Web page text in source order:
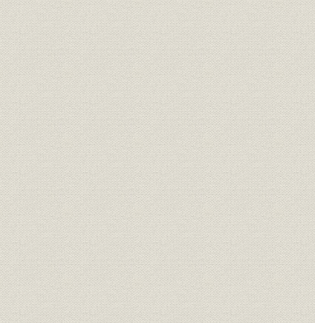
TACO-ROOMって何 所洋二
わが師わが友 酒井暢
めんそーれ・うちなわ 刀禰尭介
時の流れ 鈴木裕史
FANAと会社は車の両輪 加地明
研修講師のうらおもて 矢島貞雄
各務賞受賞!!「賠償責任保険の理論と実務」 本間靖敏
正平は永遠の課題 加藤忠男
うらがえしの発想 内海京隆
VANとの苦闘 長谷川孝男
ファミリー労災にかけた情熱 飯田教郎